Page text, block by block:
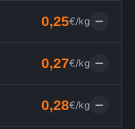
0,25€/kg
0,27€/kg
0,28€/kg